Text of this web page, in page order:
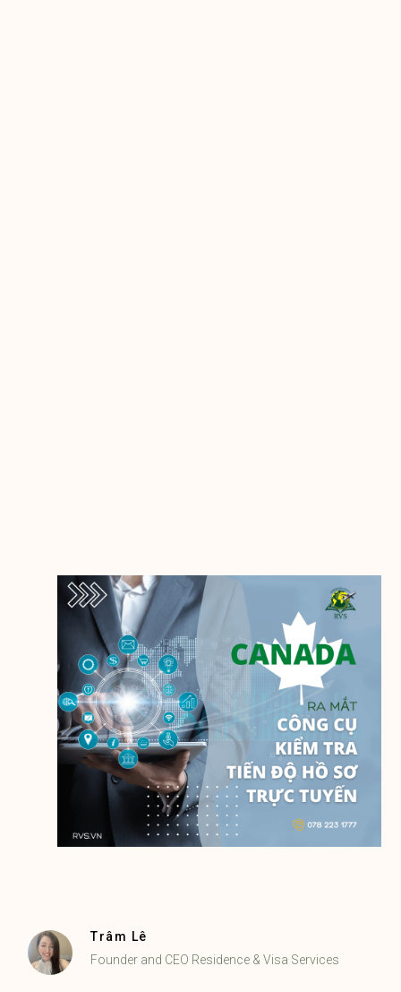
Trâm Lê
Founder and CEO Residence & Visa Services